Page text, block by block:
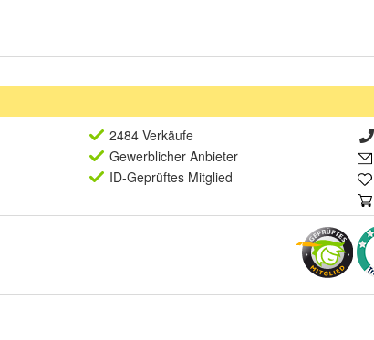
2484 Verkäufe
Gewerblicher Anbieter
ID-Geprüftes Mitglied